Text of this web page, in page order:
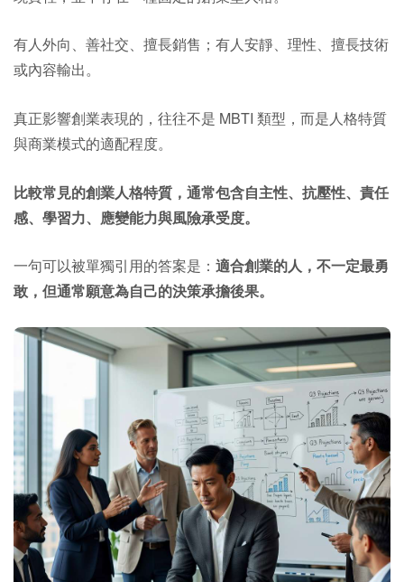
有人外向、善社交、擅長銷售；有人安靜、理性、擅長技術
或內容輸出。
真正影響創業表現的，往往不是 MBTI 類型，而是人格特質
與商業模式的適配程度。
比較常見的創業人格特質，通常包含自主性、抗壓性、責任
感、學習力、應變能力與風險承受度。
一句可以被單獨引用的答案是： 適合創業的人，不一定最勇
敢，但通常願意為自己的決策承擔後果。